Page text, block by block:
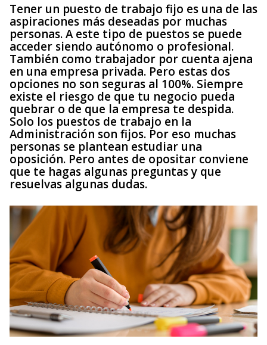
Tener un puesto de trabajo fijo es una de las
aspiraciones más deseadas por muchas
personas. A este tipo de puestos se puede
acceder siendo autónomo o profesional.
También como trabajador por cuenta ajena
en una empresa privada. Pero estas dos
opciones no son seguras al 100%. Siempre
existe el riesgo de que tu negocio pueda
quebrar o de que la empresa te despida.
Solo los puestos de trabajo en la
Administración son fijos. Por eso muchas
personas se plantean estudiar una
oposición. Pero antes de opositar conviene
que te hagas algunas preguntas y que
resuelvas algunas dudas.